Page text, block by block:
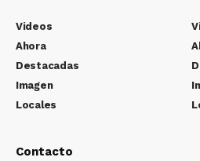
Videos
Ahora
Destacadas
Imagen
Locales
Contacto